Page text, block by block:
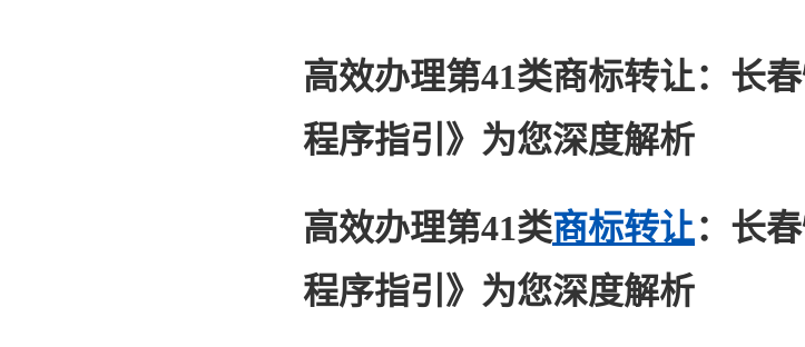
高效办理第41类商标转让：长
程序指引》为您深度解析
高效办理第41类商标转让：长
程序指引》为您深度解析